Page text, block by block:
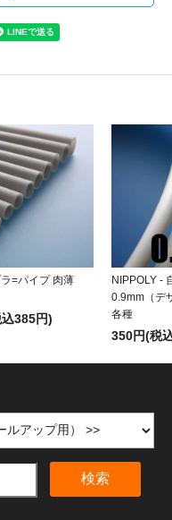
=パイプ 肉薄
385円)
NIPPOLY -
0.9mm（デ
各種
350円(税
検索